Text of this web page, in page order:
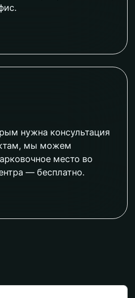
нужна консультация
мы можем
место во
— бесплатно.